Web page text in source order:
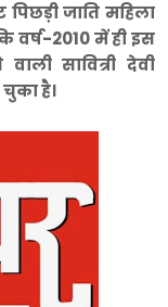
जाति महिला
वर्ष-2010 में ही इस
सावित्री देवी
है।